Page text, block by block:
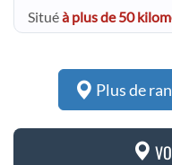
Situéà plus de 50
Plus de